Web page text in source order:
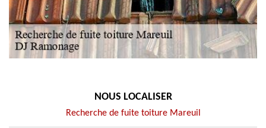
NOUS LOCALISER
Recherche de fuite toiture Mareuil